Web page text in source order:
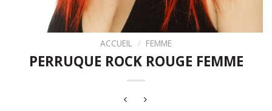
ACCUEIL / FEMME
PERRUQUE ROCK ROUGE FEMME